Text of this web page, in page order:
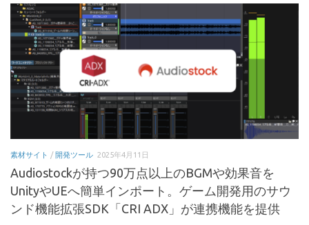
素材サイト /開発ツール 2025年4月11日
Audiostockが持つ90万点以上のBGMや効果音を
UnityやUEへ簡単インポート。ゲーム開発用のサウ
ンド機能拡張SDK「CRI ADX」が連携機能を提供